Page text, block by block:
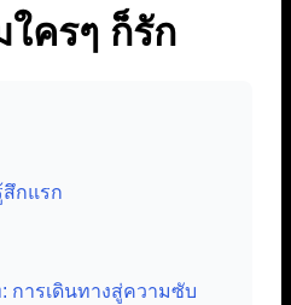
ครๆ ก็รัก
กแรก
การเดินทางสู่ความซับ